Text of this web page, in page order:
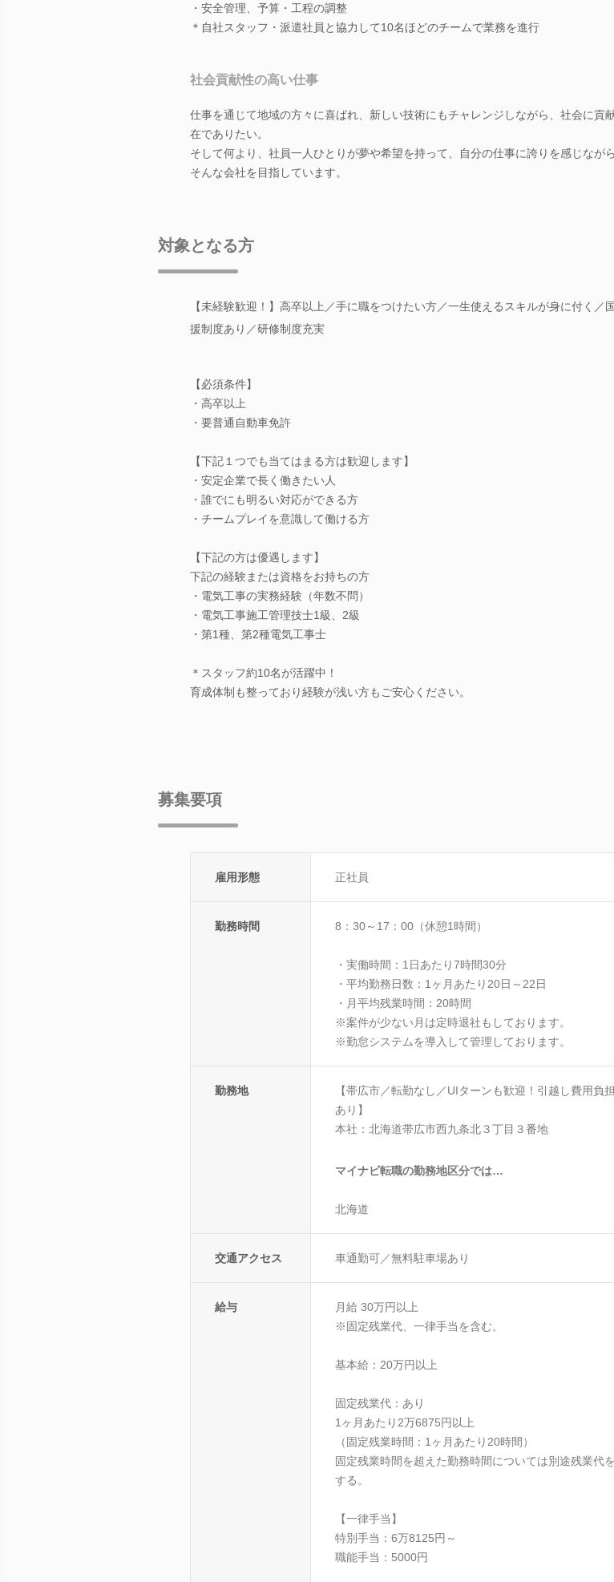
・安全管理、予算・工程の調整
＊自社スタッフ・派遣社員と協力して10名ほどのチームで業務を進行
社会貢献性の高い仕事
仕事を通じて地域の方々に喜ばれ、新しい技術にもチャレンジしながら、社会に貢
在でありたい。
そして何より、社員一人ひとりが夢や希望を持って、自分の仕事に誇りを感じながら
そんな会社を目指しています。
対象となる方
【未経験歓迎！】高卒以上／手に職をつけたい方／一生使えるスキルが身に付く／
援制度あり／研修制度充実
【必須条件】
・高卒以上
・要普通自動車免許
【下記１つでも当てはまる方は歓迎します】
・安定企業で長く働きたい人
・誰でにも明るい対応ができる方
・チームプレイを意識して働ける方
【下記の方は優遇します】
下記の経験または資格をお持ちの方
・電気工事の実務経験（年数不問）
・電気工事施工管理技士1級、2級
・第1種、第2種電気工事士
＊スタッフ約10名が活躍中！
育成体制も整っており経験が浅い方もご安心ください。
募集要項
雇用形態 正社員
勤務時間 8：30～17：00（休憩1時間）
・実働時間：1日あたり7時間30分
・平均勤務日数：1ヶ月あたり20日～22日
・月平均残業時間：20時間
※案件が少ない月は定時退社もしております。
※勤怠システムを導入して管理しております。
勤務地
【帯広市／転勤なし／UIターンも歓迎！引越し費用負
あり】
本社：北海道帯広市西九条北３丁目３番地
マイナビ転職の勤務地区分では…
北海道
交通アクセス 車通勤可／無料駐車場あり
給与
月給 30万円以上
※固定残業代、一律手当を含む。
基本給：20万円以上
固定残業代：あり
1ヶ月あたり2万6875円以上
（固定残業時間：1ヶ月あたり20時間）
固定残業時間を超えた勤務時間については別途残業代
する。
【一律手当】
特別手当：6万8125円～
職能手当：5000円